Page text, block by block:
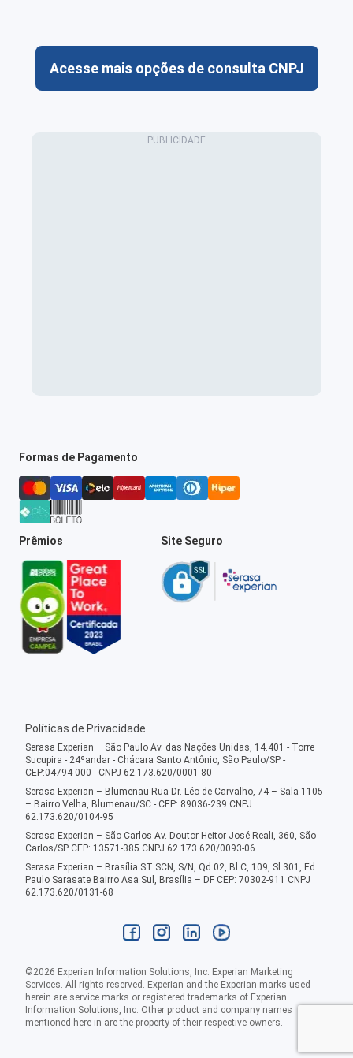
Acesse mais opções de consulta CNPJ
Formas de Pagamento
Prêmios Site Seguro
Políticas de Privacidade
Serasa Experian – São Paulo Av. das Nações Unidas, 14.401 - Torre
Sucupira - 24ºandar - Chácara Santo Antônio, São Paulo/SP -
CEP:04794-000 - CNPJ 62.173.620/0001-80
Serasa Experian – Blumenau Rua Dr. Léo de Carvalho, 74 – Sala 1105
– Bairro Velha, Blumenau/SC - CEP: 89036-239 CNPJ
62.173.620/0104-95
Serasa Experian – São Carlos Av. Doutor Heitor José Reali, 360, São
Carlos/SP CEP: 13571-385 CNPJ 62.173.620/0093-06
Serasa Experian – Brasília ST SCN, S/N, Qd 02, Bl C, 109, Sl 301, Ed.
Paulo Sarasate Bairro Asa Sul, Brasília – DF CEP: 70302-911 CNPJ
62.173.620/0131-68
©2026 Experian Information Solutions, Inc. Experian Marketing
Services. All rights reserved. Experian and the Experian marks used
herein are service marks or registered trademarks of Experian
Information Solutions, Inc. Other product and company names
mentioned here in are the property of their respective owners.